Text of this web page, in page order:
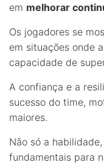
em melhorar
Os jogadores se
em situações onde
capacidade de
A confiança e a
sucesso do time,
maiores.
Não só a
fundamentais para